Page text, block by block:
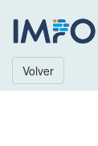
Volver